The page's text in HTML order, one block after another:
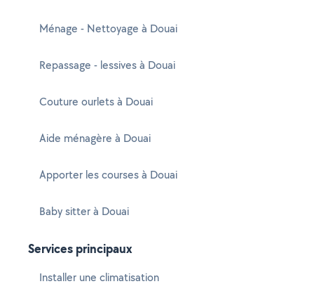
Ménage - Nettoyage à Douai
Repassage - lessives à Douai
Couture ourlets à Douai
Aide ménagère à Douai
Apporter les courses à Douai
Baby sitter à Douai
Services principaux
Installer une climatisation